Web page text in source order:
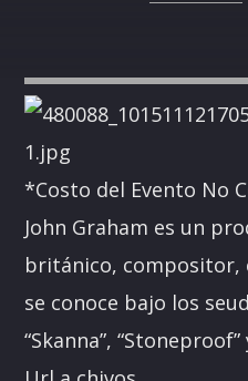
*Costo del Evento No
John Graham es un
británico, compositor,
se conoce bajo los
“Skanna”,